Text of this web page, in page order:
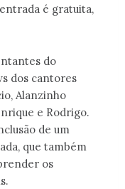
entrada é gratuita,
do
dos cantores
Alanzinho
e Rodrigo.
de um
que também
os